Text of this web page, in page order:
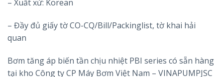
– Xuất xứ: Korean
– Đầy đủ giấy tờ CO-CQ/Bill/Packinglist, tờ khai hải
quan
Bơm tăng áp biến tần chịu nhiệt PBI series có sẵn hàng
tại kho Công ty CP Máy Bơm Việt Nam – VINAPUMPJSC